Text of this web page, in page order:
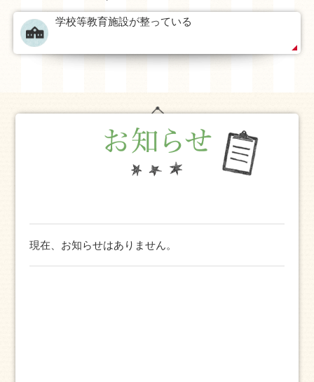
学校等教育施設が整っている
現在、お知らせはありません。